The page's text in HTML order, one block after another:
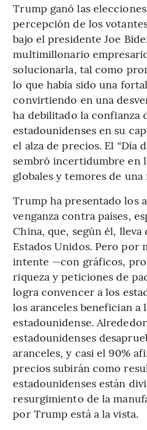
Trump ganó las
percepción de los
bajo el presidente Joe
multimillonario
solucionarla, tal como
lo que había sido una
convirtiendo en una
ha debilitado la confianza
estadounidenses en su
el alza de precios. El “Día
sembró incertidumbre en
globales y temores de una
Trump ha presentado los
venganza contra países,
China, que, según él, lleva
Estados Unidos. Pero por
intente —con gráficos,
riqueza y peticiones de
logra convencer a los
los aranceles benefician a
estadounidense.
estadounidenses
aranceles, y casi el 90%
precios subirán como
estadounidenses están
resurgimiento de la
por Trump está a la vista.